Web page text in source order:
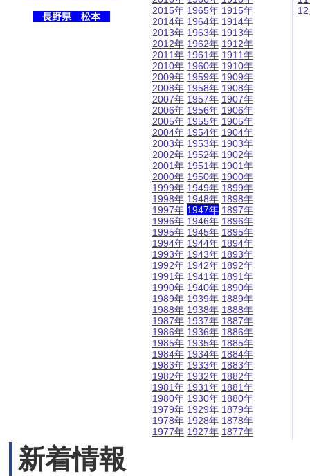
長野県 松本
2015年
2014年
2013年
2012年
2011年
2010年
2009年
2008年
2007年
2006年
2005年
2004年
2003年
2002年
2001年
2000年
1999年
1998年
1997年
1996年
1995年
1994年
1993年
1992年
1991年
1990年
1989年
1988年
1987年
1986年
1985年
1984年
1983年
1982年
1981年
1980年
1979年
1978年
1977年
1965年
1964年
1963年
1962年
1961年
1960年
1959年
1958年
1957年
1956年
1955年
1954年
1953年
1952年
1951年
1950年
1949年
1948年
1947年
1946年
1945年
1944年
1943年
1942年
1941年
1940年
1939年
1938年
1937年
1936年
1935年
1934年
1933年
1932年
1931年
1930年
1929年
1928年
1927年
1915年
1914年
1913年
1912年
1911年
1910年
1909年
1908年
1907年
1906年
1905年
1904年
1903年
1902年
1901年
1900年
1899年
1898年
1897年
1896年
1895年
1894年
1893年
1892年
1891年
1890年
1889年
1888年
1887年
1886年
1885年
1884年
1883年
1882年
1881年
1880年
1879年
1878年
1877年
新着情報